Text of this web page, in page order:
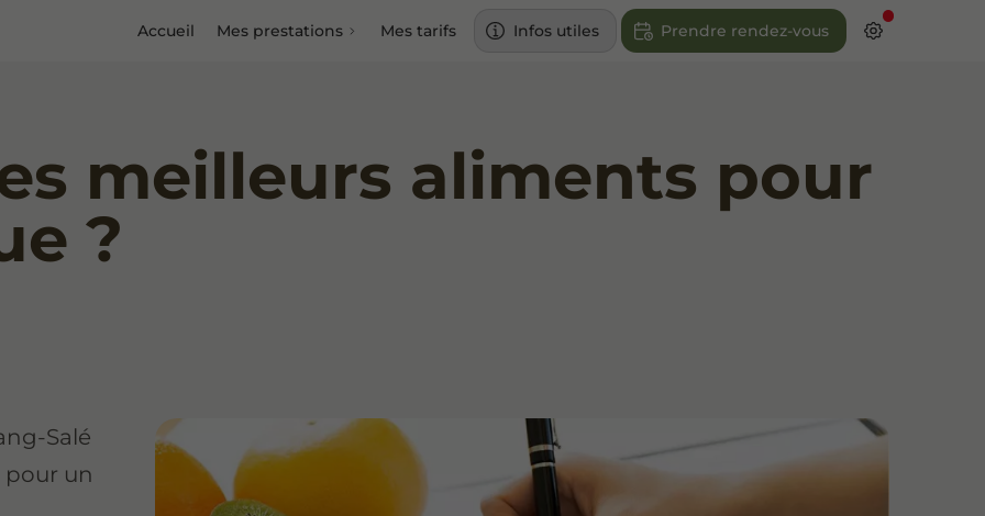
Accueil Mes prestations Mes tarifs Infos utiles Prendre rendez-vous
meilleurs aliments pour
?
Salé
pour un